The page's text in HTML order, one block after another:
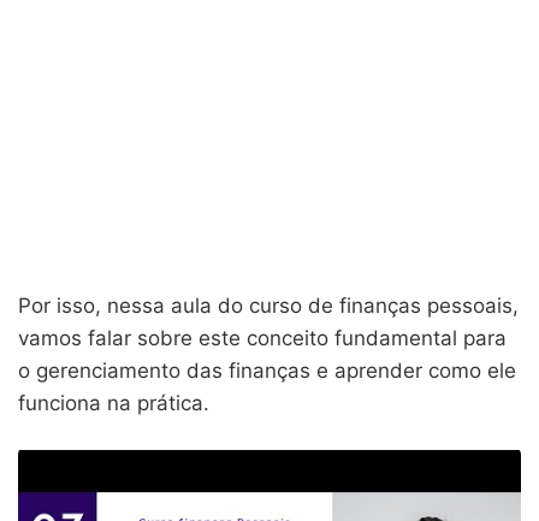
Por isso, nessa aula do curso de finanças pessoais,
vamos falar sobre este conceito fundamental para
o gerenciamento das finanças e aprender como ele
funciona na prática.